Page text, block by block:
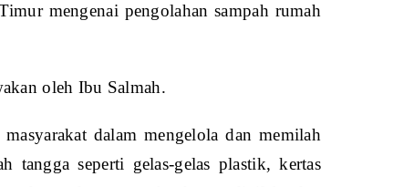
mengenai pengolahan sampah rumah
oleh Ibu Salmah.
dalam mengelola dan memilah
tangga seperti gelas-gelas plastik, kertas